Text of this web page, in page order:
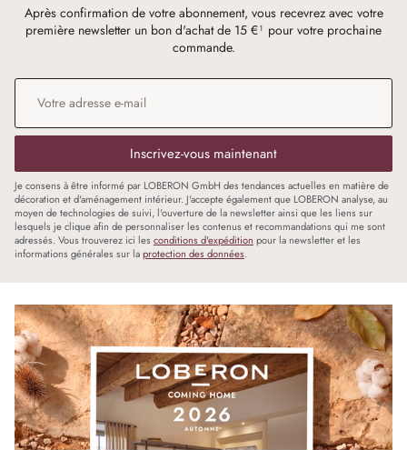
Après confirmation de votre abonnement, vous recevrez avec votre
première newsletter un bon d'achat de 15 €¹ pour votre prochaine
commande.
Adresse e-mail*
Inscrivez-vous maintenant
Je consens à être informé par LOBERON GmbH des tendances actuelles en matière de
décoration et d'aménagement intérieur. J'accepte également que LOBERON analyse, au
moyen de technologies de suivi, l'ouverture de la newsletter ainsi que les liens sur
lesquels je clique afin de personnaliser les contenus et recommandations qui me sont
adressés. Vous trouverez ici les conditions d'expédition pour la newsletter et les
informations générales sur laprotection des données.